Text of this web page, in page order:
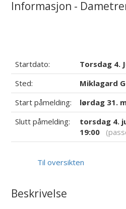
Informasjon -
Startdato:
Torsdag 4.
Sted:
Miklagard
Start påmelding:
lørdag 31.
Slutt påmelding:
torsdag 4.
19:00
Til oversikten
Beskrivelse